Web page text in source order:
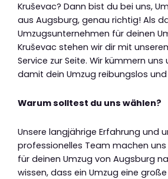
Kruševac? Dann bist du bei uns,
aus Augsburg, genau richtig! Als
Umzugsunternehmen für deinen
Kruševac stehen wir dir mit
Service zur Seite. Wir kümmern uns
damit dein Umzug reibungslos
Warum solltest du uns wählen?
Unsere langjährige Erfahrung und
professionelles Team machen uns
für deinen Umzug von Augsburg
wissen, dass ein Umzug eine